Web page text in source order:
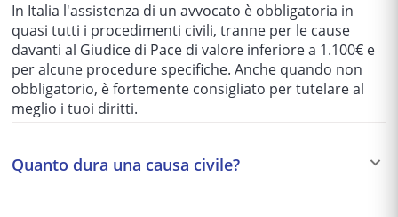
In Italia l'assistenza di un avvocato è obbligatoria in
quasi tutti i procedimenti civili, tranne per le cause
davanti al Giudice di Pace di valore inferiore a 1.100€ e
per alcune procedure specifiche. Anche quando non
obbligatorio, è fortemente consigliato per tutelare al
meglio i tuoi diritti.
Quanto dura una causa civile?